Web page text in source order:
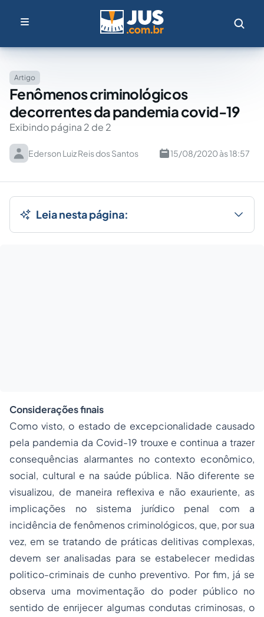
Artigo
Fenômenos criminológicos
decorrentes da pandemia covid-19
Exibindo página 2 de 2
Ederson Luiz Reis dos Santos 15/08/2020 às 18:57
Leia nesta página:
Considerações finais
Como visto, o estado de excepcionalidade causado
pela pandemia da Covid-19 trouxe e continua a trazer
consequências alarmantes no contexto econômico,
social, cultural e na saúde pública. Não diferente se
visualizou, de maneira reflexiva e não exauriente, as
implicações no sistema jurídico penal com a
incidência de fenômenos criminológicos, que, por sua
vez, em se tratando de práticas delitivas complexas,
devem ser analisadas para se estabelecer medidas
politico-criminais de cunho preventivo. Por fim, já se
observa uma movimentação do poder público no
sentido de enrijecer algumas condutas criminosas, o